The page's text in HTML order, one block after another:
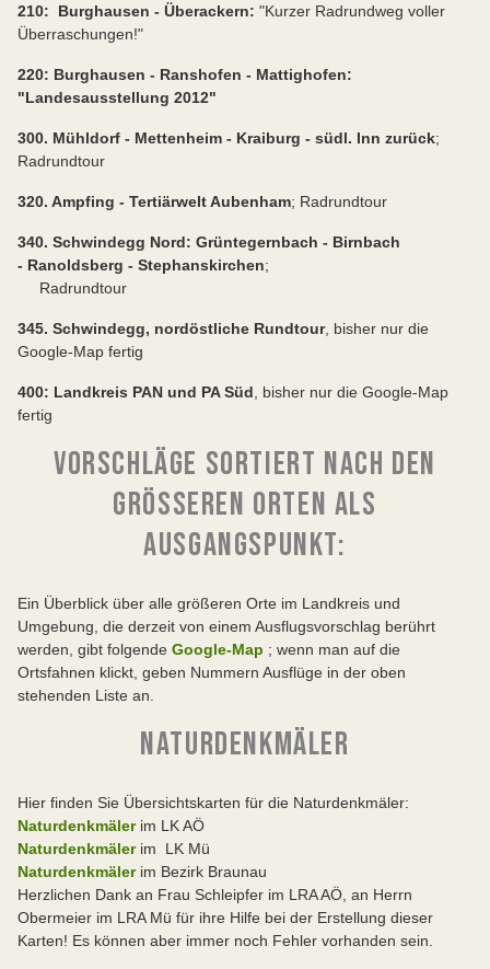
210: Burghausen - Überackern: "Kurzer Radrundweg voller
Überraschungen!"
220: Burghausen - Ranshofen - Mattighofen:
"Landesausstellung 2012"
300. Mühldorf - Mettenheim - Kraiburg - südl. Inn zurück;
Radrundtour
320. Ampfing - Tertiärwelt Aubenham; Radrundtour
340. Schwindegg Nord: Grüntegernbach - Birnbach
- Ranoldsberg - Stephanskirchen;
Radrundtour
345. Schwindegg, nordöstliche Rundtour, bisher nur die
Google-Map fertig
400: Landkreis PAN und PA Süd , bisher nur die Google-Map
fertig
VORSCHLÄGE SORTIERT NACH DEN
GRÖSSEREN ORTEN ALS A
USGANGSPUNKT:
Ein Überblick über alle größeren Orte im Landkreis und
Umgebung, die derzeit von einem Ausflugsvorschlag berührt
werden, gibt folgende Google-Map ; wenn man auf die
Ortsfahnen klickt, geben Nummern Ausflüge in der oben
stehenden Liste an.
NATURDENKMÄLER
Hier finden Sie Übersichtskarten für die Naturdenkmäler:
Naturdenkmälerim LK AÖ
Naturdenkmälerim LK Mü
Naturdenkmälerim Bezirk Braunau
Herzlichen Dank an Frau Schleipfer im LRA AÖ, an Herrn
Obermeier im LRA Mü für ihre Hilfe bei der Erstellung dieser
Karten! Es können aber immer noch Fehler vorhanden sein.